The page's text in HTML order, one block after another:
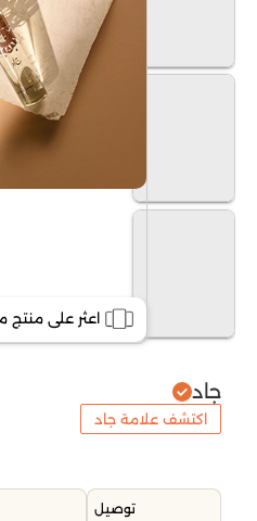
اعثر على منتج
جاد
اكتشف علامة جاد
توصيل